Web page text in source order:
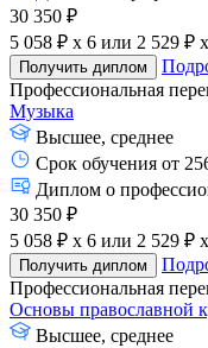
30 350 ₽
5 058 ₽ x 6 или 2 529 ₽
Получить диплом
Профессиональная
Музыка
Высшее, среднее
Срок обучения от
Диплом о
30 350 ₽
5 058 ₽ x 6 или 2 529 ₽
Получить диплом
Профессиональная
Основы православной
Высшее, среднее